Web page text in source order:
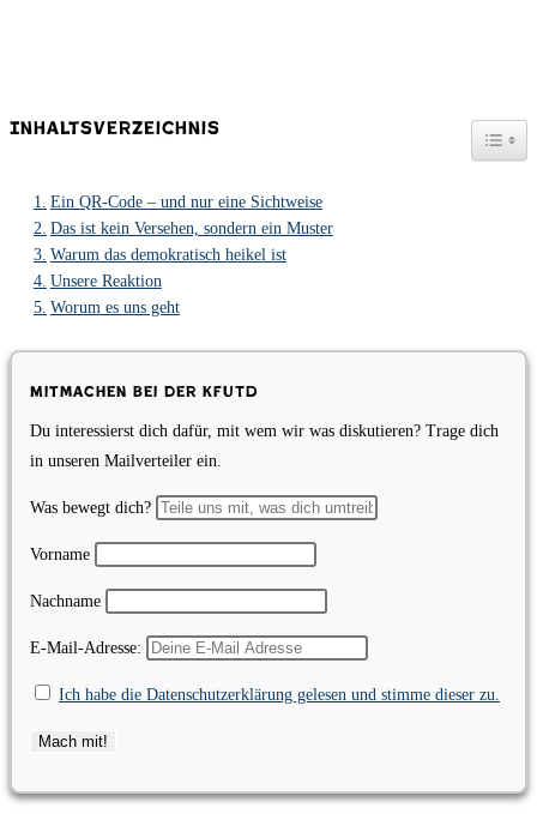
Inhaltsverzeichnis
Ein QR-Code – und nur eine Sichtweise
Das ist kein Versehen, sondern ein Muster
Warum das demokratisch heikel ist
Unsere Reaktion
Worum es uns geht
Mitmachen bei der KfUTD
Du interessierst dich dafür, mit wem wir was diskutieren? Trage dich
in unseren Mailverteiler ein.
Was bewegt dich?
Vorname
Nachname
E-Mail-Adresse:
Ich habe die Datenschutzerklärung gelesen und stimme dieser zu.